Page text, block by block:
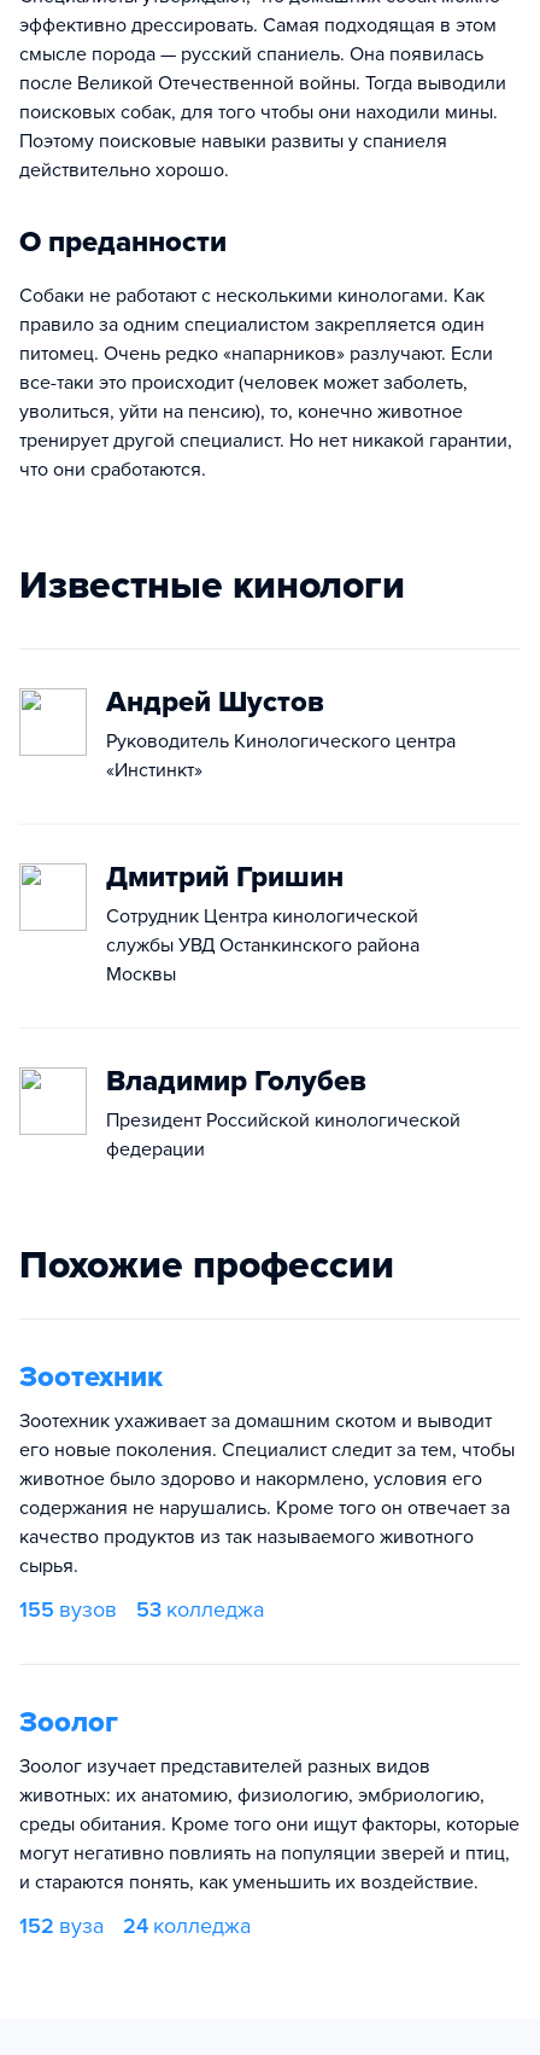
эффективно дрессировать. Самая подходящая в этом
смысле порода — русский спаниель. Она появилась
после Великой Отечественной войны. Тогда выводили
поисковых собак, для того чтобы они находили мины.
Поэтому поисковые навыки развиты у спаниеля
действительно хорошо.
О преданности
Собаки не работают с несколькими кинологами. Как
правило за одним специалистом закрепляется один
питомец. Очень редко «напарников» разлучают. Если
все-таки это происходит (человек может заболеть,
уволиться, уйти на пенсию), то, конечно животное
тренирует другой специалист. Но нет никакой гарантии,
что они сработаются.
Известные кинологи
Андрей Шустов
Руководитель Кинологического центра
«Инстинкт»
Дмитрий Гришин
Сотрудник Центра кинологической
службы УВД Останкинского района
Москвы
Владимир Голубев
Президент Российской кинологической
федерации
Похожие профессии
Зоотехник
Зоотехник ухаживает за домашним скотом и выводит
его новые поколения. Специалист следит за тем, чтобы
животное было здорово и накормлено, условия его
содержания не нарушались. Кроме того он отвечает за
качество продуктов из так называемого животного
сырья.
155 вузов 53 колледжа
Зоолог
Зоолог изучает представителей разных видов
животных: их анатомию, физиологию, эмбриологию,
среды обитания. Кроме того они ищут факторы, которые
могут негативно повлиять на популяции зверей и птиц,
и стараются понять, как уменьшить их воздействие.
152 вуза 24 колледжа